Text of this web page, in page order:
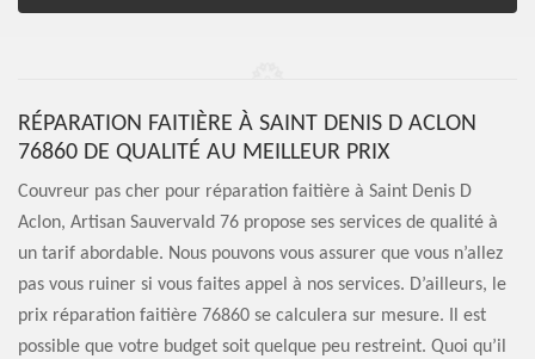
RÉPARATION FAITIÈRE À SAINT DENIS D ACLON
76860 DE QUALITÉ AU MEILLEUR PRIX
Couvreur pas cher pour réparation faitière à Saint Denis D
Aclon, Artisan Sauvervald 76 propose ses services de qualité à
un tarif abordable. Nous pouvons vous assurer que vous n’allez
pas vous ruiner si vous faites appel à nos services. D’ailleurs, le
prix réparation faitière 76860 se calculera sur mesure. Il est
possible que votre budget soit quelque peu restreint. Quoi qu’il